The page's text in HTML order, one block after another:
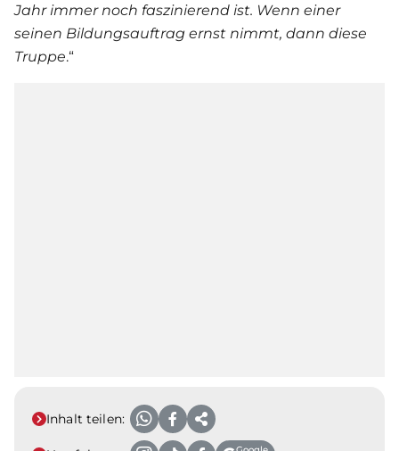
Jahr immer noch faszinierend ist. Wenn einer
seinen Bildungsauftrag ernst nimmt, dann diese
Truppe.“
Inhalt teilen: